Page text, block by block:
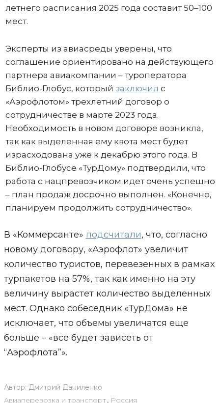
летнего расписания 2025 года составит 50–100
мест.
Эксперты из авиасреды уверены, что
соглашение ориентировано на действующего
партнера авиакомпании – туроператора
Библио-Глобус, который заключил с
«Аэрофлотом» трехлетний договор о
сотрудничестве в марте 2023 года.
Необходимость в новом договоре возникла,
так как выделенная ему квота мест будет
израсходована уже к декабрю этого года. В
Библио-Глобусе «ТурДому» подтвердили, что
работа с нацпревозчиком идет очень успешно
– план продаж досрочно выполнен. «Конечно,
планируем продолжить сотрудничество».
В «Коммерсанте» подсчитали, что, согласно
новому договору, «Аэрофлот» увеличит
количество туристов, перевезенных в рамках
турпакетов на 57%, так как именно на эту
величину вырастет количество выделенных
мест. Однако собеседник «ТурДома» не
исключает, что объемы увеличатся еще
больше – «все будет зависеть от
“Аэрофлота”».
Автор: Дмитрий Даниленко
Авиаперевозка и транспорт, Россия